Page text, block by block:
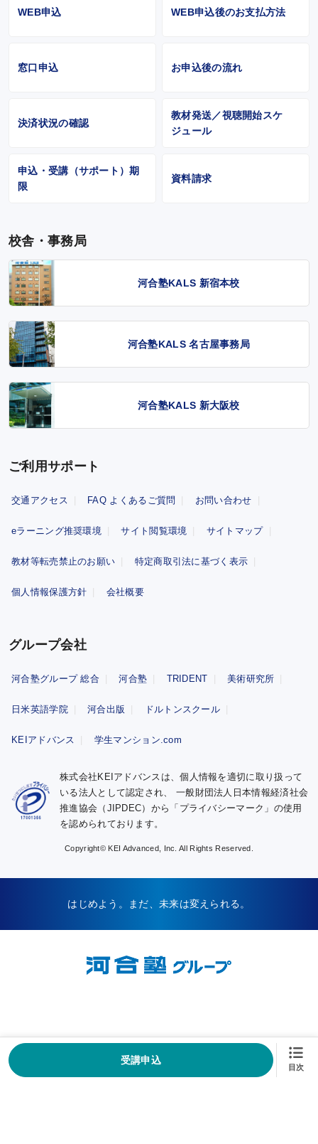
WEB申込 KALSナビ
受講申込
目次
WEB申込 WEB申込後のお支払方法
窓口申込 お申込後の流れ
決済状況の確認
教材発送／視聴開始スケ
ジュール
申込・受講（サポート）期
限
資料請求
校舎・事務局
河合塾KALS 新宿本校
河合塾KALS 名古屋事務局
河合塾KALS 新大阪校
ご利用サポート
交通アクセス FAQ よくあるご質問 お問い合わせ
eラーニング推奨環境 サイト閲覧環境 サイトマップ
教材等転売禁止のお願い 特定商取引法に基づく表示
個人情報保護方針 会社概要
グループ会社
河合塾グループ 総合 河合塾 TRIDENT 美術研究所
日米英語学院 河合出版 ドルトンスクール
KEIアドバンス 学生マンション.com
株式会社KEIアドバンスは、個人情報を適切に取り扱って
いる法人として認定され、 一般財団法人日本情報経済社会
推進協会（JIPDEC）から「プライバシーマーク」の使用
を認められております。
Copyright© KEI Advanced, Inc. All Rights Reserved.
はじめよう。まだ、未来は変えられる。